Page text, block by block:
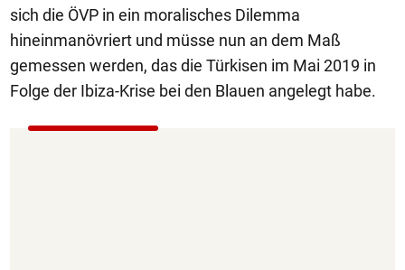
sich die ÖVP in ein moralisches Dilemma
hineinmanövriert und müsse nun an dem Maß
gemessen werden, das die Türkisen im Mai 2019 in
Folge der Ibiza-Krise bei den Blauen angelegt habe.